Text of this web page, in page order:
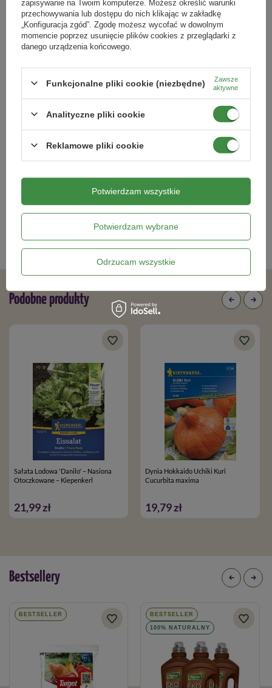
Podmiot odpowiedzialny za ten produkt na terenie UE Więcej
Lobelia przylądkowa 'Kaiser Wilhelm'
Kategorie powiązane
Podobne produkty
Sałata Lodowa 'Danilo' – Nasiona
Otoczkowane – Kiepenkerl
21,99 zł
Dynia Hokkaido Uchiki Kuri
Cucurbita maxima
19,79 zł
Bestsellery
BESTSELLER BESTSELLER
100% NATURALNY
zapisywanie na Twoim komputerze. Możesz określić warunki
przechowywania lub dostępu do nich klikając w zakładkę
„Konfiguracja zgód”. Zgodę możesz wycofać w dowolnym
momencie poprzez usunięcie plików cookies z przeglądarki z
danego urządzenia końcowego.
Funkcjonalne pliki cookie (niezbędne)
Zawsze
aktywne
Analityczne pliki cookie
Reklamowe pliki cookie
Potwierdzam wybrane
Odrzucam wszystkie
Potwierdzam wszystkie